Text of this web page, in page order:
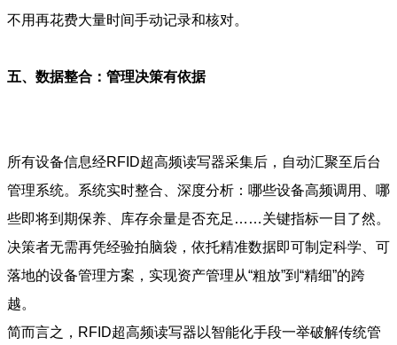
不用再花费大量时间手动记录和核对。
五、数据整合：管理决策有依据
所有设备信息经RFID超高频读写器采集后，自动汇聚至后台
管理系统。系统实时整合、深度分析：哪些设备高频调用、哪
些即将到期保养、库存余量是否充足……关键指标一目了然。
决策者无需再凭经验拍脑袋，依托精准数据即可制定科学、可
落地的设备管理方案，实现资产管理从“粗放”到“精细”的跨
越。
简而言之，RFID超高频读写器以智能化手段一举破解传统管